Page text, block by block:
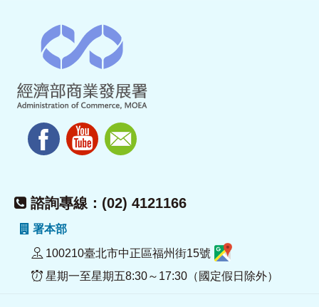
諮詢專線：(02) 4121166
署本部
100210臺北市中正區福州街15號
星期一至星期五8:30～17:30（國定假日除外）